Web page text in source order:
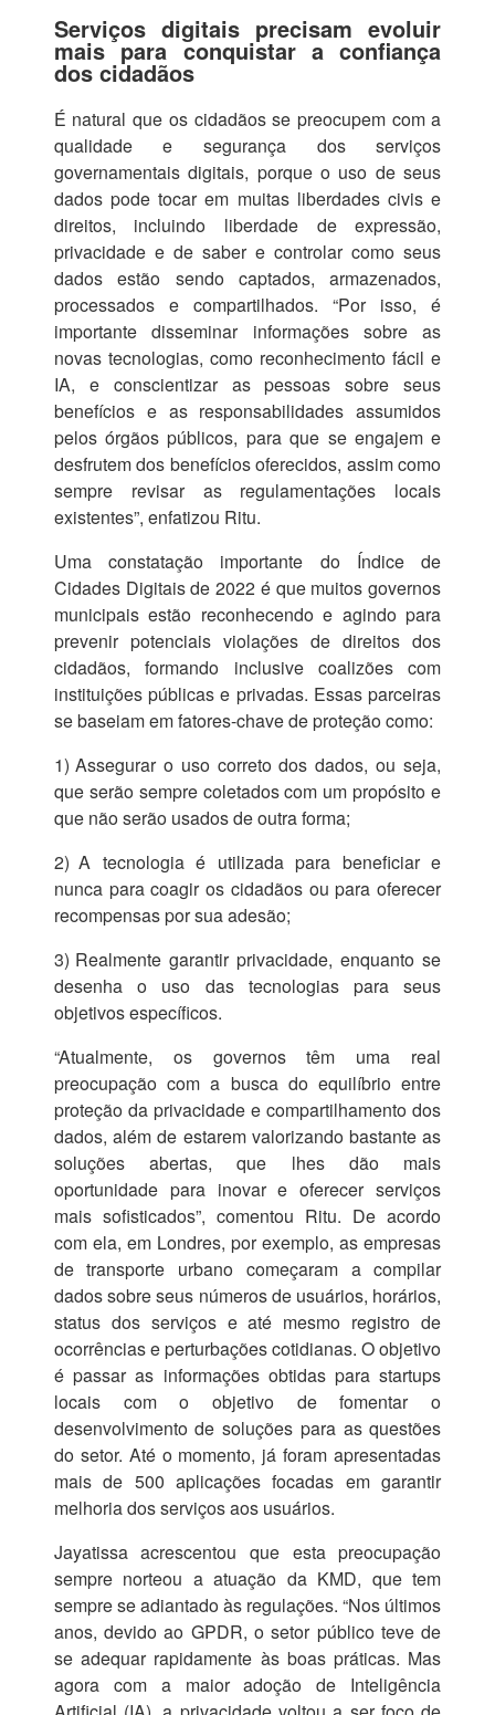
Serviços digitais precisam evoluir
mais para conquistar a confiança
dos cidadãos
É natural que os cidadãos se preocupem com a
qualidade e segurança dos serviços
governamentais digitais, porque o uso de seus
dados pode tocar em muitas liberdades civis e
direitos, incluindo liberdade de expressão,
privacidade e de saber e controlar como seus
dados estão sendo captados, armazenados,
processados e compartilhados. “Por isso, é
importante disseminar informações sobre as
novas tecnologias, como reconhecimento fácil e
IA, e conscientizar as pessoas sobre seus
benefícios e as responsabilidades assumidos
pelos órgãos públicos, para que se engajem e
desfrutem dos benefícios oferecidos, assim como
sempre revisar as regulamentações locais
existentes”, enfatizou Ritu.
Uma constatação importante do Índice de
Cidades Digitais de 2022 é que muitos governos
municipais estão reconhecendo e agindo para
prevenir potenciais violações de direitos dos
cidadãos, formando inclusive coalizões com
instituições públicas e privadas. Essas parceiras
se baseiam em fatores-chave de proteção como:
1) Assegurar o uso correto dos dados, ou seja,
que serão sempre coletados com um propósito e
que não serão usados de outra forma;
2) A tecnologia é utilizada para beneficiar e
nunca para coagir os cidadãos ou para oferecer
recompensas por sua adesão;
3) Realmente garantir privacidade, enquanto se
desenha o uso das tecnologias para seus
objetivos específicos.
“Atualmente, os governos têm uma real
preocupação com a busca do equilíbrio entre
proteção da privacidade e compartilhamento dos
dados, além de estarem valorizando bastante as
soluções abertas, que lhes dão mais
oportunidade para inovar e oferecer serviços
mais sofisticados”, comentou Ritu. De acordo
com ela, em Londres, por exemplo, as empresas
de transporte urbano começaram a compilar
dados sobre seus números de usuários, horários,
status dos serviços e até mesmo registro de
ocorrências e perturbações cotidianas. O objetivo
é passar as informações obtidas para startups
locais com o objetivo de fomentar o
desenvolvimento de soluções para as questões
do setor. Até o momento, já foram apresentadas
mais de 500 aplicações focadas em garantir
melhoria dos serviços aos usuários.
Jayatissa acrescentou que esta preocupação
sempre norteou a atuação da KMD, que tem
sempre se adiantado às regulações. “Nos últimos
anos, devido ao GPDR, o setor público teve de
se adequar rapidamente às boas práticas. Mas
agora com a maior adoção de Inteligência